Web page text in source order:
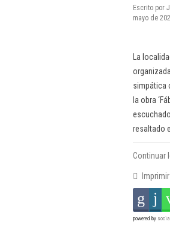
Escrito por
mayo de
La
simpática
la obra
resaltado
Continuar
Imprimir
powered by